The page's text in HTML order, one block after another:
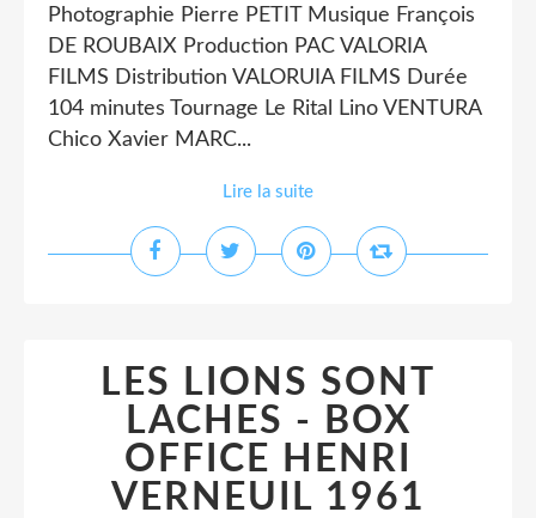
Photographie Pierre PETIT Musique François
DE ROUBAIX Production PAC VALORIA
FILMS Distribution VALORUIA FILMS Durée
104 minutes Tournage Le Rital Lino VENTURA
Chico Xavier MARC...
Lire la suite
LES LIONS SONT
LACHES - BOX
OFFICE HENRI
VERNEUIL 1961